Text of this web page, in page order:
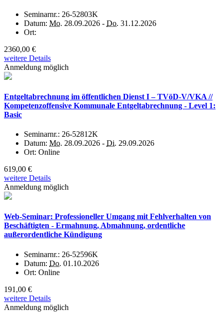
Seminarnr.: 26-52803K
Datum: Mo. 28.09.2026 - Do. 31.12.2026
Ort:
2360,00 €
weitere Details
Anmeldung möglich
Entgeltabrechnung im öffentlichen Dienst I – TVöD-V/VKA //
Kompetenzoffensive Kommunale Entgeltabrechnung - Level 1:
Basic
Seminarnr.: 26-52812K
Datum: Mo. 28.09.2026 - Di. 29.09.2026
Ort: Online
619,00 €
weitere Details
Anmeldung möglich
Web-Seminar: Professioneller Umgang mit Fehlverhalten von
Beschäftigten - Ermahnung, Abmahnung, ordentliche
außerordentliche Kündigung
Seminarnr.: 26-52596K
Datum: Do. 01.10.2026
Ort: Online
191,00 €
weitere Details
Anmeldung möglich